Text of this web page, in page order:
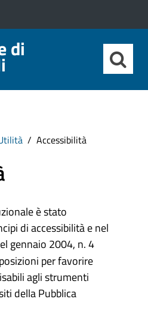
di
Accessibilità
è stato
di accessibilità e nel
gennaio 2004, n. 4
per favorire
agli strumenti
della Pubblica